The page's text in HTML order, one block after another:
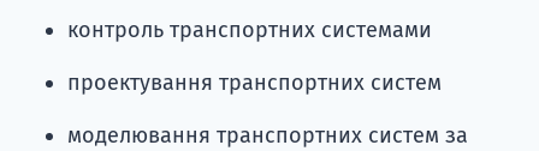
контроль транспортних системами
проектування транспортних систем
моделювання транспортних систем за